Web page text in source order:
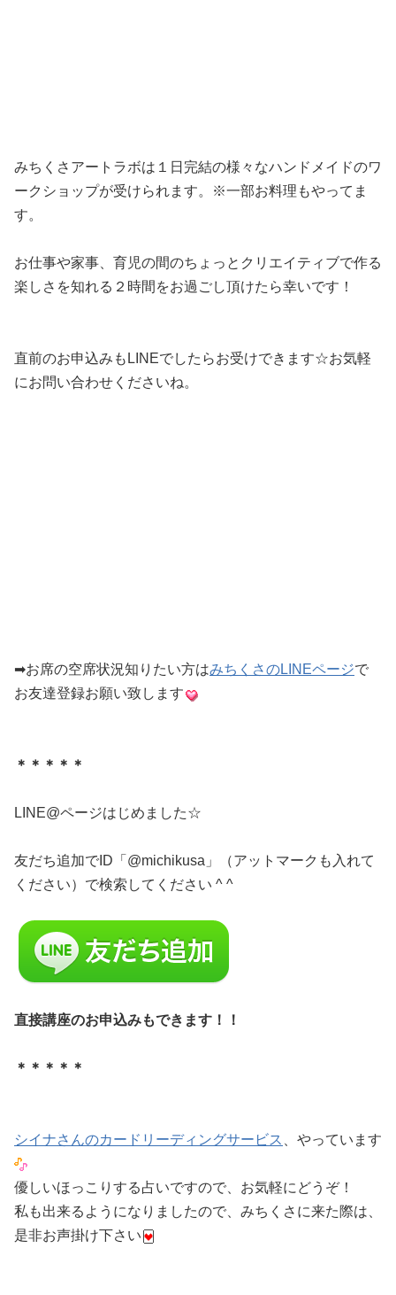
みちくさアートラボは１日完結の様々なハンドメイドのワ
ークショップが受けられます。※一部お料理もやってま
す。
お仕事や家事、育児の間のちょっとクリエイティブで作る
楽しさを知れる２時間をお過ごし頂けたら幸いです！
直前のお申込みもLINEでしたらお受けできます☆お気軽
にお問い合わせくださいね。
➡︎お席の空席状況知りたい方はみちくさのLINEページで
お友達登録お願い致します
＊＊＊＊＊
LINE@ページはじめました☆
友だち追加でID「@michikusa」（アットマークも入れて
ください）で検索してください ^ ^
直接講座のお申込みもできます！！
＊＊＊＊＊
シイナさんのカードリーディングサービス 、やっています
優しいほっこりする占いですので、お気軽にどうぞ！
私も出来るようになりましたので、みちくさに来た際は、
是非お声掛け下さい